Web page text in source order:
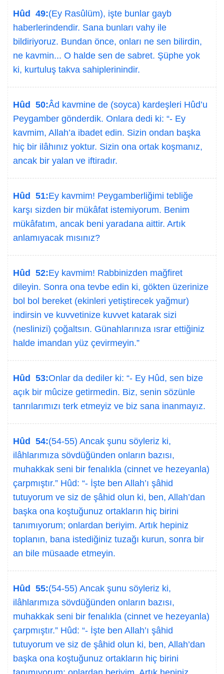
Hûd 49:(Ey Rasûlüm), işte bunlar gayb
haberlerindendir. Sana bunları vahy ile
bildiriyoruz. Bundan önce, onları ne sen bilirdin,
ne kavmin... O halde sen de sabret. Şüphe yok
ki, kurtuluş takva sahiplerinindir.
Hûd 50:Âd kavmine de (soyca) kardeşleri Hûd’u
Peygamber gönderdik. Onlara dedi ki: “- Ey
kavmim, Allah’a ibadet edin. Sizin ondan başka
hiç bir ilâhınız yoktur. Sizin ona ortak koşmanız,
ancak bir yalan ve iftiradır.
Hûd 51:Ey kavmim! Peygamberliğimi tebliğe
karşı sizden bir mükâfat istemiyorum. Benim
mükâfatım, ancak beni yaradana aittir. Artık
anlamıyacak mısınız?
Hûd 52:Ey kavmim! Rabbinizden mağfiret
dileyin. Sonra ona tevbe edin ki, gökten üzerinize
bol bol bereket (ekinleri yetiştirecek yağmur)
indirsin ve kuvvetinize kuvvet katarak sizi
(neslinizi) çoğaltsın. Günahlarınıza ısrar ettiğiniz
halde imandan yüz çevirmeyin.”
Hûd 53:Onlar da dediler ki: “- Ey Hûd, sen bize
açık bir mûcize getirmedin. Biz, senin sözünle
tanrılarımızı terk etmeyiz ve biz sana inanmayız.
Hûd 54:(54-55) Ancak şunu söyleriz ki,
ilâhlarımıza sövdüğünden onların bazısı,
muhakkak seni bir fenalıkla (cinnet ve hezeyanla)
çarpmıştır.” Hûd: “- İşte ben Allah’ı şâhid
tutuyorum ve siz de şâhid olun ki, ben, Allah’dan
başka ona koştuğunuz ortakların hiç birini
tanımıyorum; onlardan beriyim. Artık hepiniz
toplanın, bana istediğiniz tuzağı kurun, sonra bir
an bile müsaade etmeyin.
Hûd 55:(54-55) Ancak şunu söyleriz ki,
ilâhlarımıza sövdüğünden onların bazısı,
muhakkak seni bir fenalıkla (cinnet ve hezeyanla)
çarpmıştır.” Hûd: “- İşte ben Allah’ı şâhid
tutuyorum ve siz de şâhid olun ki, ben, Allah’dan
başka ona koştuğunuz ortakların hiç birini